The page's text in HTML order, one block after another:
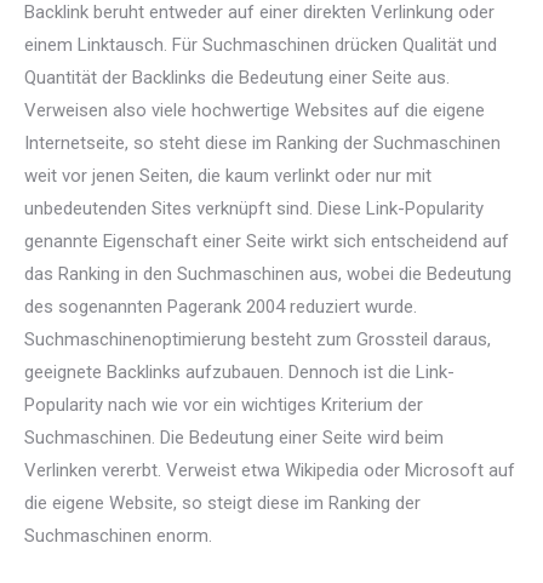
Backlink beruht entweder auf einer direkten Verlinkung oder
einem Linktausch. Für Suchmaschinen drücken Qualität und
Quantität der Backlinks die Bedeutung einer Seite aus.
Verweisen also viele hochwertige Websites auf die eigene
Internetseite, so steht diese im Ranking der Suchmaschinen
weit vor jenen Seiten, die kaum verlinkt oder nur mit
unbedeutenden Sites verknüpft sind. Diese Link-Popularity
genannte Eigenschaft einer Seite wirkt sich entscheidend auf
das Ranking in den Suchmaschinen aus, wobei die Bedeutung
des sogenannten Pagerank 2004 reduziert wurde.
Suchmaschinenoptimierung besteht zum Grossteil daraus,
geeignete Backlinks aufzubauen. Dennoch ist die Link-
Popularity nach wie vor ein wichtiges Kriterium der
Suchmaschinen. Die Bedeutung einer Seite wird beim
Verlinken vererbt. Verweist etwa Wikipedia oder Microsoft auf
die eigene Website, so steigt diese im Ranking der
Suchmaschinen enorm.